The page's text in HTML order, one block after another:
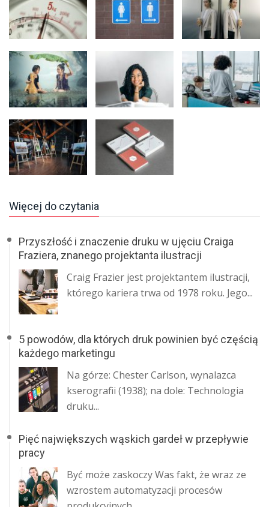
Więcej do czytania
Przyszłość i znaczenie druku w ujęciu Craiga
Fraziera, znanego projektanta ilustracji
Craig Frazier jest projektantem ilustracji,
którego kariera trwa od 1978 roku. Jego...
5 powodów, dla których druk powinien być częścią
każdego marketingu
Na górze: Chester Carlson, wynalazca
kserografii (1938); na dole: Technologia
druku...
Pięć największych wąskich gardeł w przepływie
pracy
Być może zaskoczy Was fakt, że wraz ze
wzrostem automatyzacji procesów